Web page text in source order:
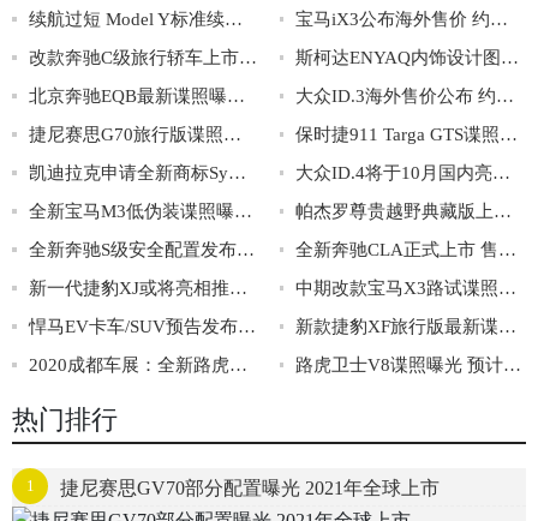
续航过短 Model Y标准续航版将不生产
宝马iX3公布海外售价 约合人民币55.4万元
改款奔驰C级旅行轿车上市 售价36.08-39.28万
斯柯达ENYAQ内饰设计图曝光 配悬浮式中控屏
北京奔驰EQB最新谍照曝光 续航有望达到480km
大众ID.3海外售价公布 约售价28.8-36.3万元
捷尼赛思G70旅行版谍照曝光 采用单边两出排气
保时捷911 Targa GTS谍照曝光 搭载搭载3.0T动力
凯迪拉克申请全新商标Symboliq 或为全新纯电动车
大众ID.4将于10月国内亮相 国内首款MEB平台车型
全新宝马M3低伪装谍照曝光 或搭载3.0T动力
帕杰罗尊贵越野典藏版上市 售价38.98万元
全新奔驰S级安全配置发布 配后排正面安全气囊
全新奔驰CLA正式上市 售价29.98-38.18万
新一代捷豹XJ或将亮相推迟 或三季度发布
中期改款宝马X3路试谍照曝光 前脸和尾部调整
悍马EV卡车/SUV预告发布 将秋天首发亮相
新款捷豹XF旅行版最新谍照曝光 配运动版套件
2020成都车展：全新路虎卫士正式上市
路虎卫士V8谍照曝光 预计最快2021年底亮相
热门排行
1 捷尼赛思GV70部分配置曝光 2021年全球上市